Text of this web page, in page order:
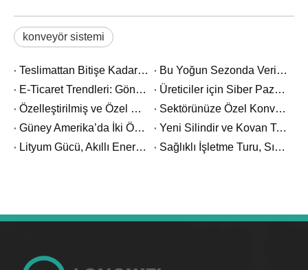
konveyör sistemi
Teslimattan Bitişe Kadar – Trinidad Müşterisi Harika Haberleri Paylaşıyor
Bu Yoğun Sezonda Verimliliğinizi Teleskopik Konveyörlerle Artırın
E-Ticaret Trendleri: Gönderi Şeffaflığı
Üreticiler için Siber Pazartesi: En Yüksek Üretim Talepleri için konveyör nasıl seçilir?
Özelleştirilmiş ve Özel Konveyörler: Farkı Anlamak
Sektörünüze Özel Konveyör Çözümleri
Güney Amerika’da İki Önemli Projeyi Daha Başarıyla Teslim Etti
Yeni Silindir ve Kovan Teknolojisi Akü Üretiminde Verimliliği Artırıyor
Lityum Gücü, Akıllı Enerji Liderliği
Sağlıklı İşletme Turu, Sıcaklık Göndermek için Ücretsiz Klinik!